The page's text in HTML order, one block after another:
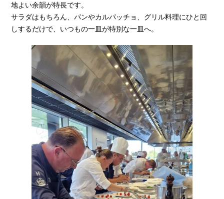
地よい余韻が特長です。
サラダはもちろん、パンやカルパッチョ、グリル料理にひと回
しするだけで、いつもの一皿が特別な一皿へ。